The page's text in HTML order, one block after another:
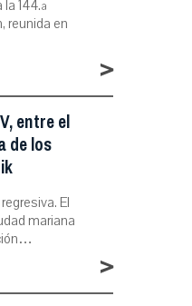
144.ª
reunida en
>
entre el
de los
El
mariana
>